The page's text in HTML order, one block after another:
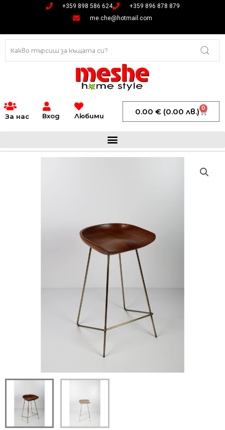
+359 898 586 624
+359 896 878 879
me.che@hotmail.com
За нас Вход Любими 0.00€ (0.00 лв.) 0
Cart